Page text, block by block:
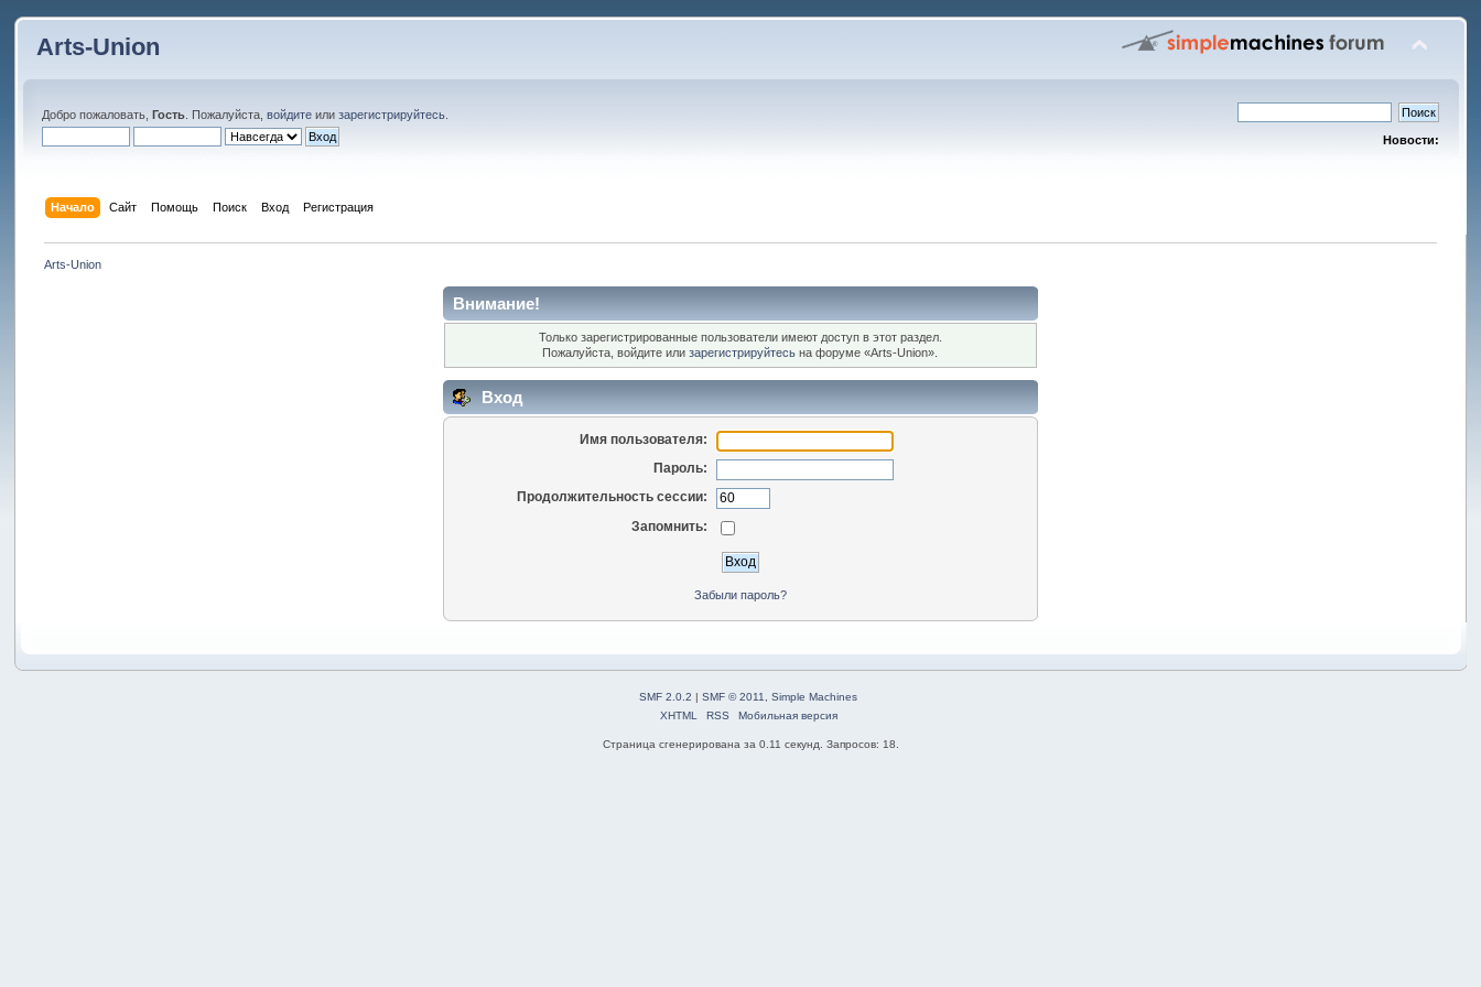
Arts-Union
Добро пожаловать,Гость . Пожалуйста,войдите илизарегистрируйтесь
Новости:
Начало Сайт Помощь Поиск Вход Регистрация
Arts-Union
Внимание!
Только зарегистрированные пользователи имеют доступ в этот раздел.
Пожалуйста, войдите илизарегистрируйтесь на форуме «Arts-Union».
Вход
Имя пользователя:
Пароль:
Продолжительность сессии:
Запомнить:
Забыли пароль?
SMF 2.0.2 |SMF © 2011 ,Simple Machines
XHTML
RSS Мобильная версия
Страница сгенерирована за 0.11 секунд. Запросов: 18.